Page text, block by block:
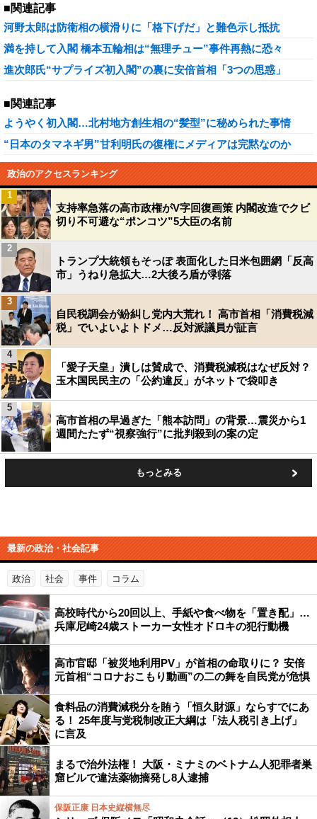
■関連記事
河野太郎は防衛相の横滑りに「格下げだ」と難色示し抵抗
満を持して入閣 橋本五輪相は“無理チュー”事件再熱に恐々
進次郎氏“サプライズ初入閣”の裏に安倍首相「3つの思惑」
■関連記事
ようやく初入閣…北村地方創生相の“髪型”に秘められた事情
“日本のタマネギ男”甘利明氏の復権にメディアは完黙なのか
政治のアクセスランキング
支持率急落の高市政権がV字回復画策 内閣改造でクビ
切り不可避な“ポンコツ”5大臣の名前
1
トランプ大統領もそっぽ 表面化した日米包囲網「反高
市」うねり急拡大…2大後ろ盾が剥落
2
自民税調会が紛糾し党内大荒れ！ 高市首相「消費税減
税」でいよいよトドメ…反対派議員が証言
3
「愛子天皇」潰しは賛成で、消費税減税はなぜ反対？
玉木国民民主の「公約違反」がネットで袋叩き
4
高市首相の早過ぎた「熊本訪問」の背景…震災から1
週間たたず“視察強行”に批判殺到の案の定
5
もっとみる
最新の政治・社会記事
政治 社会 事件 コラム
高校時代から20回以上、手紙や食べ物を「置き配」…
兵庫尼崎24歳ストーカー女性オドロキの犯行動機
高市官邸「被災地利用PV」が首相の命取りに？ 安倍
元首相“コロナおこもり動画”の二の舞を自民党が危惧
食料品の消費減税分を賄う「恒久財源」ならすでにあ
る！ 25年度与党税制改正大綱は「法人税引き上げ」
に言及
まるで治外法権！ 大阪・ミナミのベトナム人犯罪者巣
窟ビルで違法薬物摘発し8人逮捕
保阪正康 日本史縦横無尽